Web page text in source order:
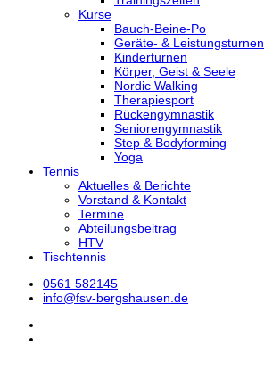
Kurse
Bauch-Beine-Po
Geräte- & Leistungsturnen
Kinderturnen
Körper, Geist & Seele
Nordic Walking
Therapiesport
Rückengymnastik
Seniorengymnastik
Step & Bodyforming
Yoga
Tennis
Aktuelles & Berichte
Vorstand & Kontakt
Termine
Abteilungsbeitrag
HTV
Tischtennis
0561 582145
info@fsv-bergshausen.de